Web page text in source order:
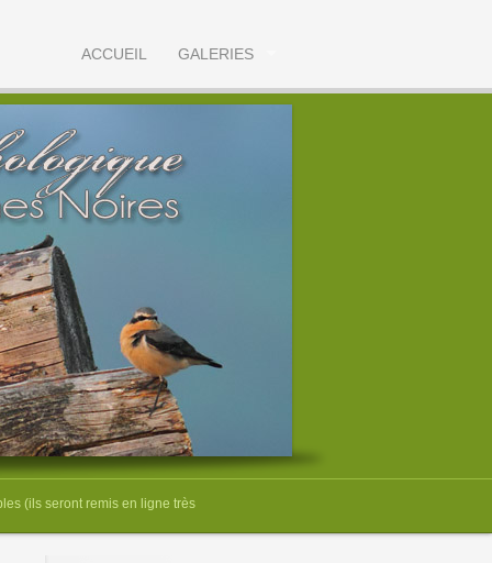
ACCUEIL GALERIES
(ils seront remis en ligne très